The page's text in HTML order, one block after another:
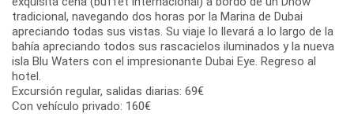
tradicional, navegando dos horas por la Marina de Dubai
apreciando todas sus vistas. Su viaje lo llevará a lo largo de la
bahía apreciando todos sus rascacielos iluminados y la nueva
isla Blu Waters con el impresionante Dubai Eye. Regreso al
hotel.
Excursión regular, salidas diarias: 69€
Con vehículo privado: 160€